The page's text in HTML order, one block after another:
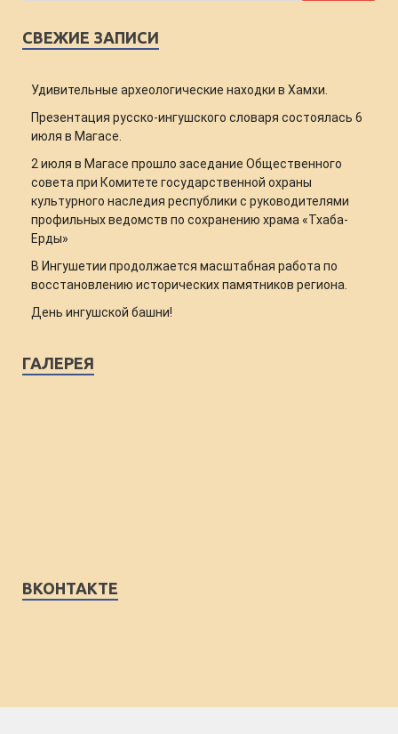
СВЕЖИЕ ЗАПИСИ
Удивительные археологические находки в Хамхи.
Презентация русско-ингушского словаря состоялась 6
июля в Магасе.
2 июля в Магасе прошло заседание Общественного
совета при Комитете государственной охраны
культурного наследия республики с руководителями
профильных ведомств по сохранению храма «Тхаба-
Ерды»
В Ингушетии продолжается масштабная работа по
восстановлению исторических памятников региона.
День ингушской башни!
ГАЛЕРЕЯ
ВКОНТАКТЕ